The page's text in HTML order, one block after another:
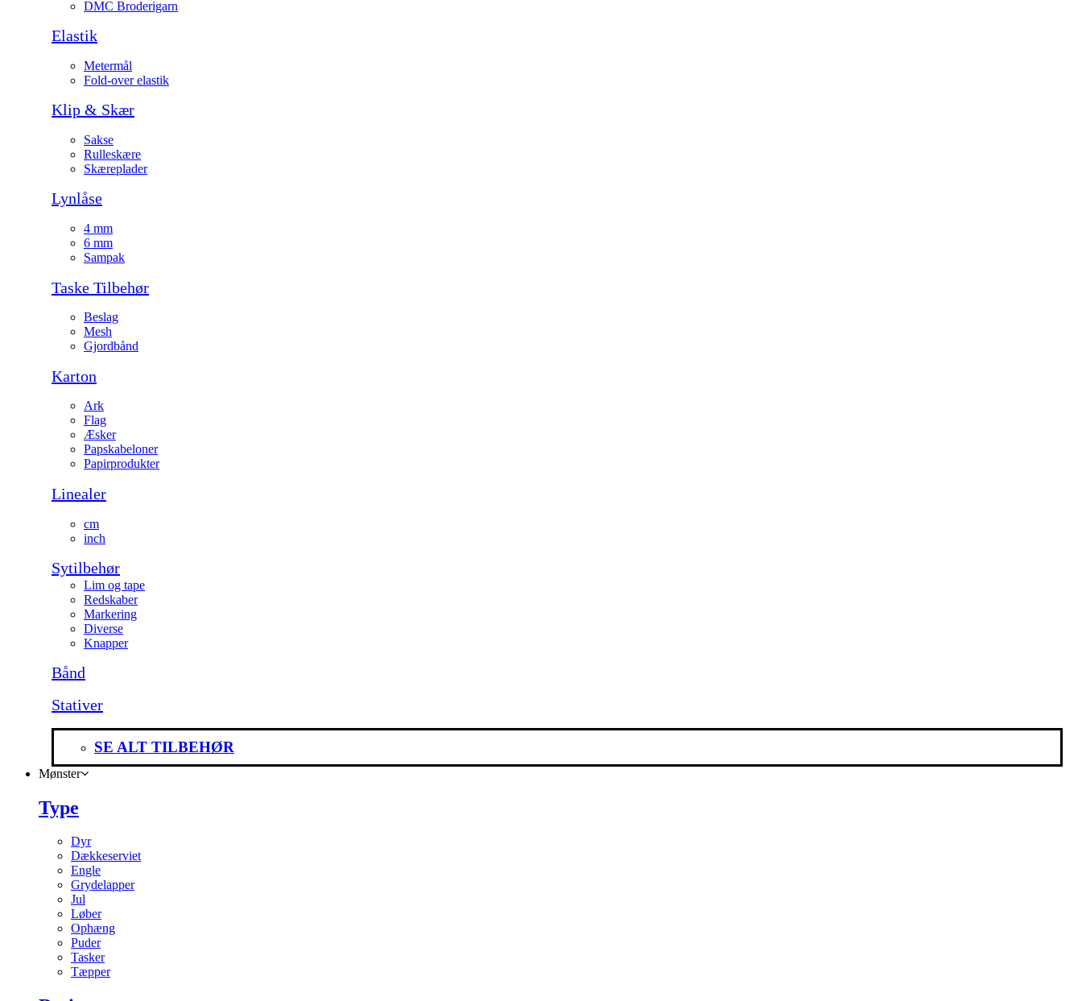
DMC Broderigarn
Elastik
Metermål
Fold-over elastik
Klip & Skær
Sakse
Rulleskære
Skæreplader
Lynlåse
4 mm
6 mm
Sampak
Taske Tilbehør
Beslag
Mesh
Gjordbånd
Karton
Ark
Flag
Æsker
Papskabeloner
Papirprodukter
Linealer
cm
inch
Sytilbehør
Lim og tape
Redskaber
Markering
Diverse
Knapper
Bånd
Stativer
SE ALT TILBEHØR
Mønster
Type
Dyr
Dækkeserviet
Engle
Grydelapper
Jul
Løber
Ophæng
Puder
Tasker
Tæpper